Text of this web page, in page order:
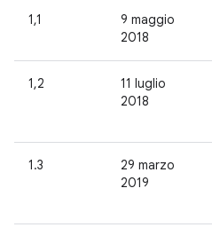
1,1
9 maggio
2018
1,2
11 luglio
2018
1.3
29 marzo
2019